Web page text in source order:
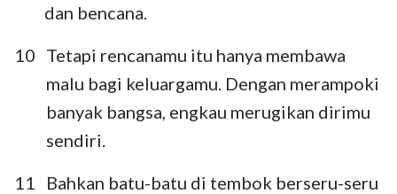
dan bencana.
10 Tetapi rencanamu itu hanya membawa
malu bagi keluargamu. Dengan merampoki
banyak bangsa, engkau merugikan dirimu
sendiri.
11
Bahkan batu-batu di tembok berseru-seru